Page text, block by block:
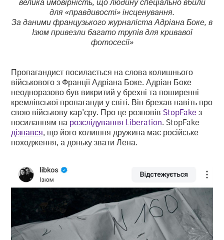
для «правдивості» інсценування.
За даними французького журналіста Адріана Боке, в
Ізюм привезли багато трупів для кривавої
фотосесії»
Пропагандист посилається на слова колишнього
військового з Франції Адріана Боке. Адріан Боке
неодноразово був викритий у брехні та поширенні
кремлівської пропаганди у світі. Він брехав навіть про
свою військову кар’єру. Про це розповів StopFake з
посиланням на розслідування Liberation. StopFake
дізнався, що його колишня дружина має російське
походження, а доньку звати Лена.